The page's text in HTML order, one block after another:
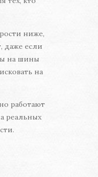
ниже,
даже если
на шины
на
работают
реальных